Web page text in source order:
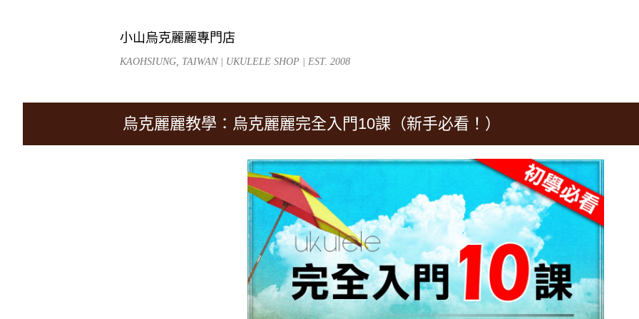
小山烏克麗麗專門店
KAOHSIUNG, TAIWAN | UKULELE SHOP | EST. 2008
烏克麗麗教學：烏克麗麗完全入門10課（新手必看！）